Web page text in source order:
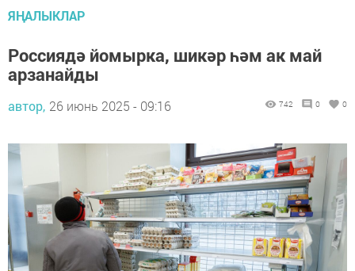
ЯҢАЛЫКЛАР
Россиядә йомырка, шикәр һәм ак май
арзанайды
автор, 26 июнь 2025 - 09:16 742 0 0